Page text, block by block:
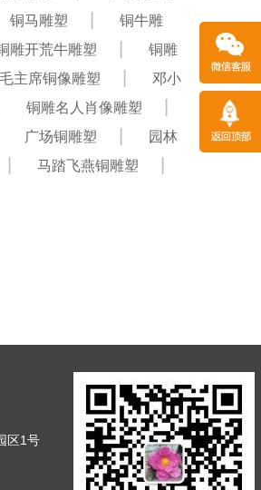
铜马雕塑
铜牛雕
雕开荒牛雕塑
铜雕
毛主席铜像雕塑
邓小
铜雕名人肖像雕塑
广场铜雕塑
园林
马踏飞燕铜雕塑
区1号